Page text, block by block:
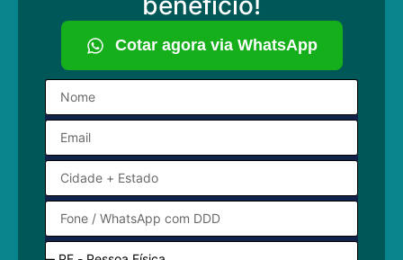
Cotar agora via WhatsApp